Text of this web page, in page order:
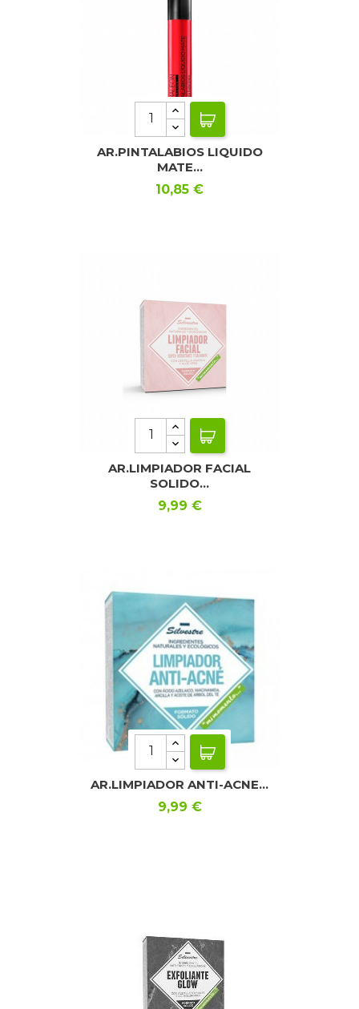
AR.PINTALABIOS LIQUIDO
MATE...
Precio
10,85 €
AR.LIMPIADOR FACIAL
SOLIDO...
Precio
9,99 €
AR.LIMPIADOR ANTI-ACNE...
Precio
9,99 €